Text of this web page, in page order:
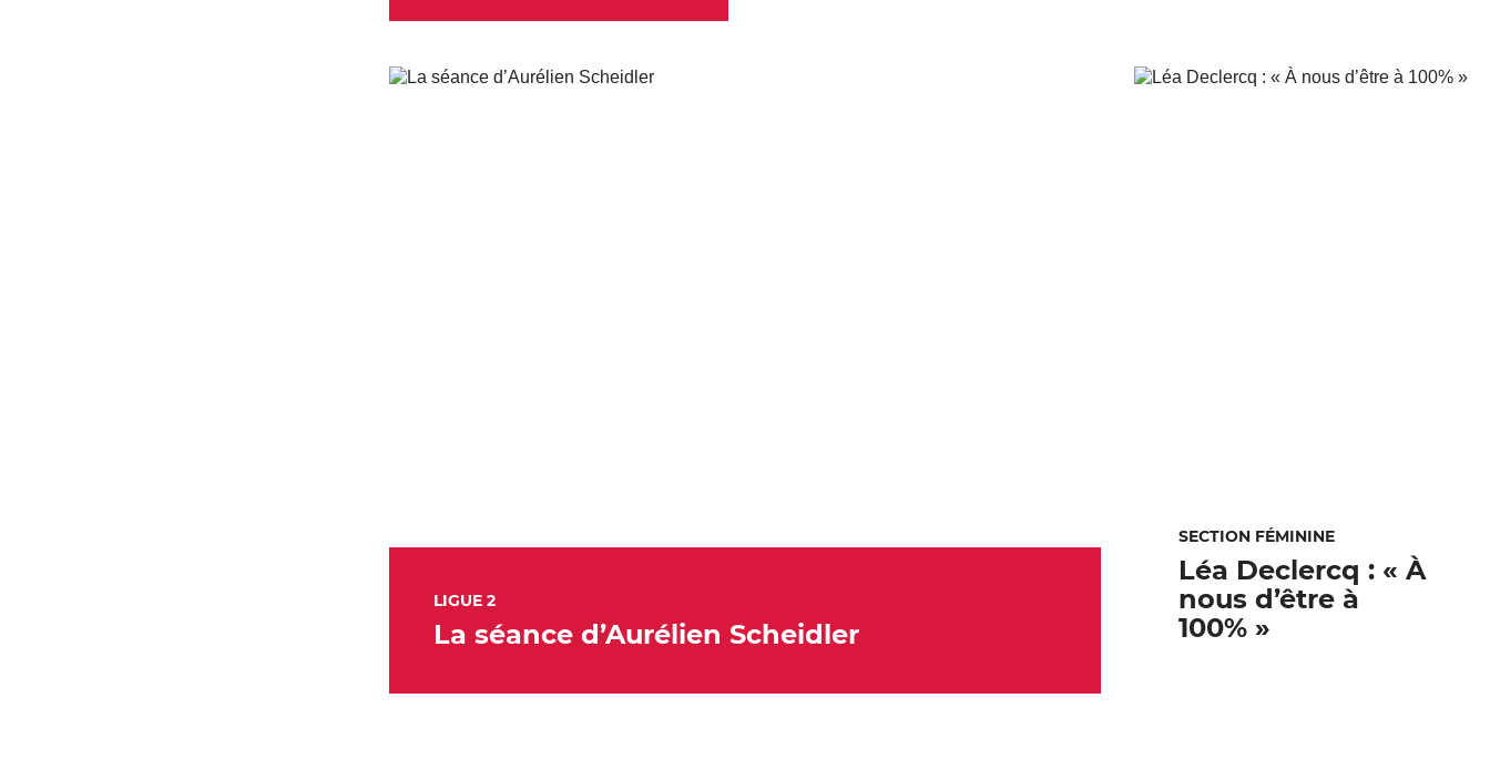
LIGUE 2
La séance d’Aurélien Scheidler
SECTION FÉMININE
Léa Declercq : « À
nous d’être à
100% »